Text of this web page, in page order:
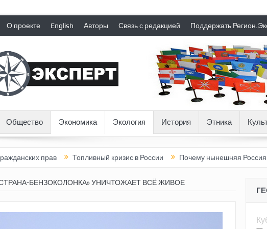
О проекте English Авторы Связь с редакцией Поддержать
Общество Экономика Экология История Этника
Топливный кризис в России Почему нынешняя Россия стала хуже, чем
БЕНЗОКОЛОНКА» УНИЧТОЖАЕТ ВСЁ ЖИВОЕ